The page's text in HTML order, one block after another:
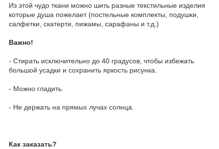
Из этой чудо ткани можно шить разные текстильные изделия
которые душа пожелает (постельные комплекты, подушки,
салфетки, скатерти, пижамы, сарафаны и т.д.)
Важно!
- Стирать исключительно до 40 градусов, чтобы избежать
большой усадки и сохранить яркость рисунка.
- Можно гладить.
- Не держать на прямых лучах солнца.
Как заказать?